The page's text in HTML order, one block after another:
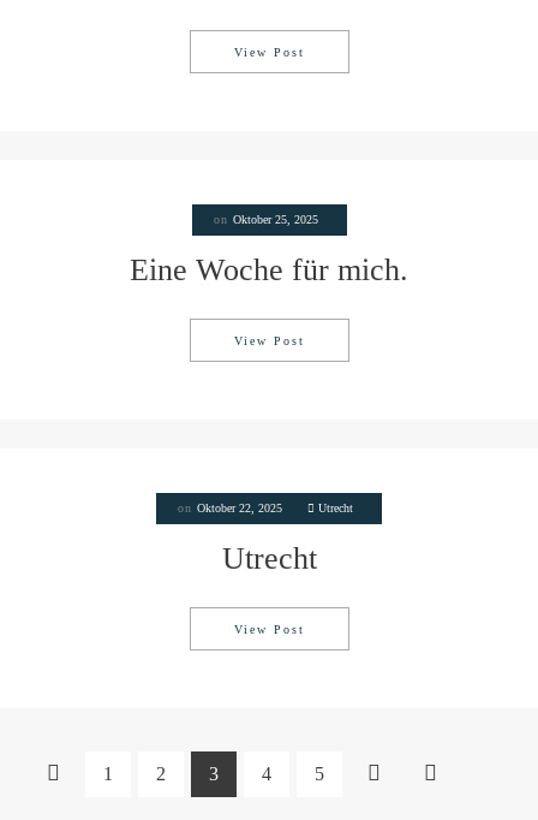
View Post
on Oktober 25, 2025
Eine Woche für mich.
View Post
on Oktober 22, 2025 Utrecht
Utrecht
View Post
1 2 3 4 5